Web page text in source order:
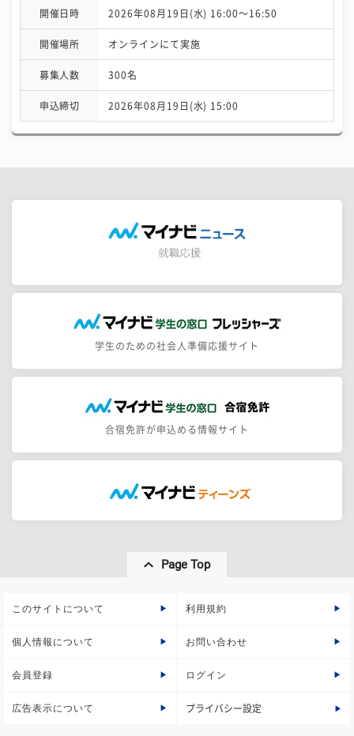
開催日時 2026年08月19日(水) 16:00〜16:50
開催場所 オンラインにて実施
募集人数 300名
申込締切 2026年08月19日(水) 15:00
学生のための社会人準備応援サイト
合宿免許が申込める情報サイト
Page Top
このサイトについて 利用規約
個人情報について お問い合わせ
会員登録 ログイン
広告表示について プライバシー設定